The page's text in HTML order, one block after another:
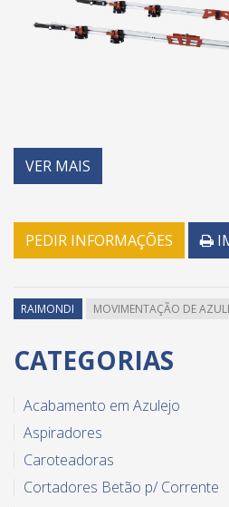
VER MAIS
PEDIR INFORMAÇÕES
RAIMONDI MOVIMENTAÇÃO DE
CATEGORIAS
Acabamento em Azulejo
Aspiradores
Caroteadoras
Cortadores Betão p/ Corrente